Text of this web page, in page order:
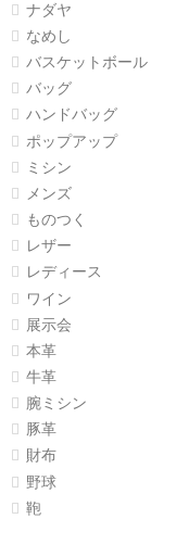
ナダヤ
なめし
バスケットボール
バッグ
ハンドバッグ
ポップアップ
ミシン
メンズ
ものつく
レザー
レディース
ワイン
展示会
本革
牛革
腕ミシン
豚革
財布
野球
鞄